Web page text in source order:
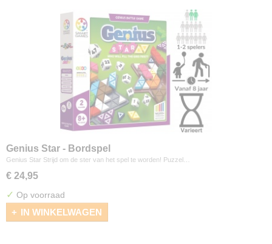
Genius Star - Bordspel
Genius Star Strijd om de ster van het spel te worden! Puzzel…
€ 24,95
✓ Op voorraad
IN WINKELWAGEN